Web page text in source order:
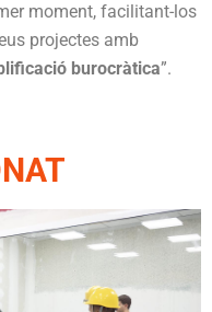
moment, facilitant-los
projectes amb
burocràtica”.